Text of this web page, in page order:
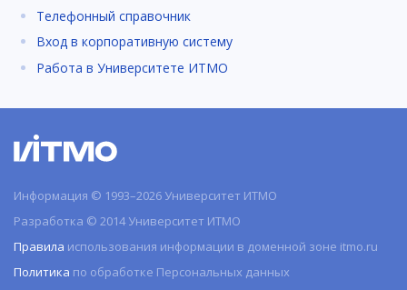
Телефонный справочник
Вход в корпоративную систему
Работа в Университете ИТМО
Информация © 1993–2026 Университет ИТМО
Разработка © 2014 Университет ИТМО
Правила использования информации в доменной зоне itmo.ru
Политика по обработке Персональных данных